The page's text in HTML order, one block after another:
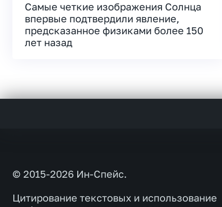
Самые четкие изображения Солнца
впервые подтвердили явление,
предсказанное физиками более 150
лет назад
© 2015-2026 Ин-Спейс.
Цитирование текстовых и использование